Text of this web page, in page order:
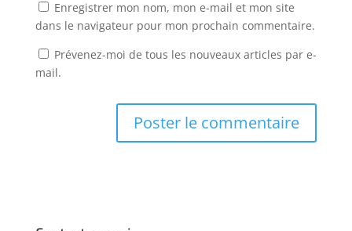
Enregistrer mon nom, mon e-mail et mon site
dans le navigateur pour mon prochain commentaire.
Prévenez-moi de tous les nouveaux articles par e-
mail.